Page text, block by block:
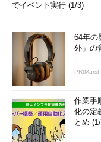
でイベント実行 (1/3)
64年の
外」の
作業手
化の定
とめ